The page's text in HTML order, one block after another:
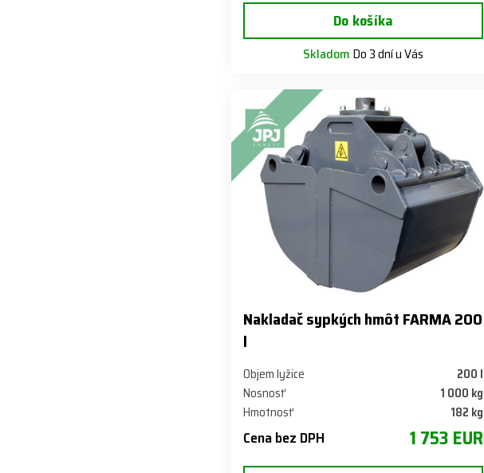
Do košíka
Skladom Do 3 dní u Vás
Nakladač sypkých hmôt FARMA 200
l
Objem lyžice
200 l
Nosnosť
1 000 kg
Hmotnosť
182 kg
Cena bez DPH 1 753 EUR